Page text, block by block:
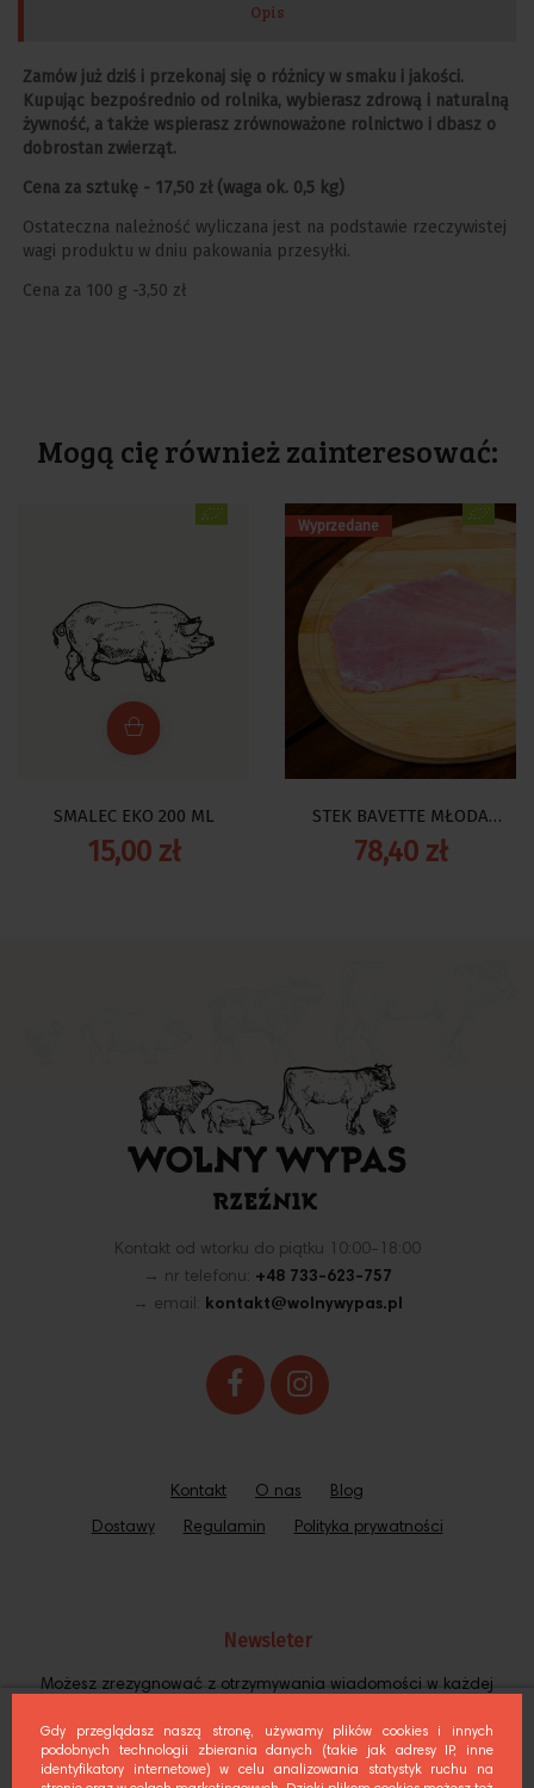
Gdy przeglądasz naszą stronę, używamy plików cookies i innych
podobnych technologii zbierania danych (takie jak adresy IP, inne
identyfikatory internetowe) w celu analizowania statystyk ruchu na
Opis
Zamów już dziś i przekonaj się o różnicy w smaku i jakości.
Kupując bezpośrednio od rolnika, wybierasz zdrową i naturalną
żywność, a także wspierasz zrównoważone rolnictwo i dbasz o
dobrostan zwierząt.
Cena za sztukę - 17,50 zł (waga ok. 0,5 kg)
Ostateczna należność wyliczana jest na podstawie rzeczywistej
wagi produktu w dniu pakowania przesyłki.
Cena za 100 g -3,50 zł
Mogą cię również zainteresować:
SMALEC EKO 200 ML
15,00 zł
Wyprzedane
STEK BAVETTE MŁODA
WOŁOWINA EKO
78,40 zł
Kontakt od wtorku do piątku 10:00-18:00
→ nr telefonu: +48 733-623-757
→ email: kontakt@wolnywypas.pl
Kontakt O nas Blog
Dostawy Regulamin Polityka prywatności
Newsleter
Możesz zrezygnować z otrzymywania wiadomości w każdej
Prywatności.